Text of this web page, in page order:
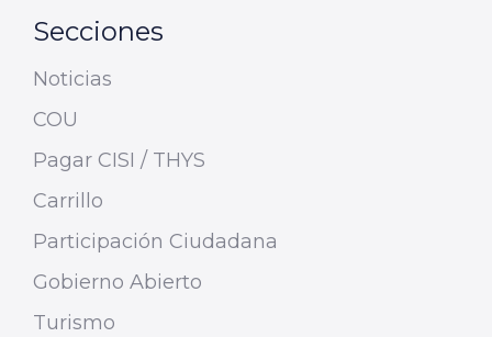
Secciones
Noticias
COU
Pagar CISI / THYS
Carrillo
Participación Ciudadana
Gobierno Abierto
Turismo